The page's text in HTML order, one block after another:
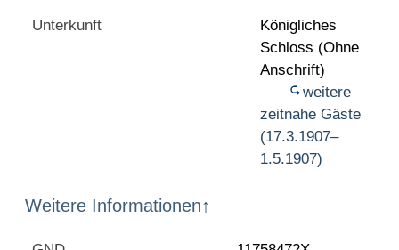
Unterkunft
Königliches
Schloss (Ohne
Anschrift)
weitere
zeitnahe Gäste
(17.3.1907–
1.5.1907)
Weitere Informationen↑